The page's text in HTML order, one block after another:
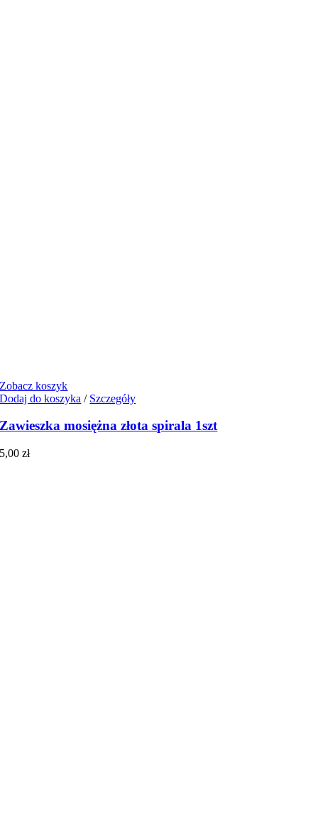
Zobacz koszyk
Dodaj do koszyka / Szczegóły
Zawieszka mosiężna złota spirala 1szt
5,00zł